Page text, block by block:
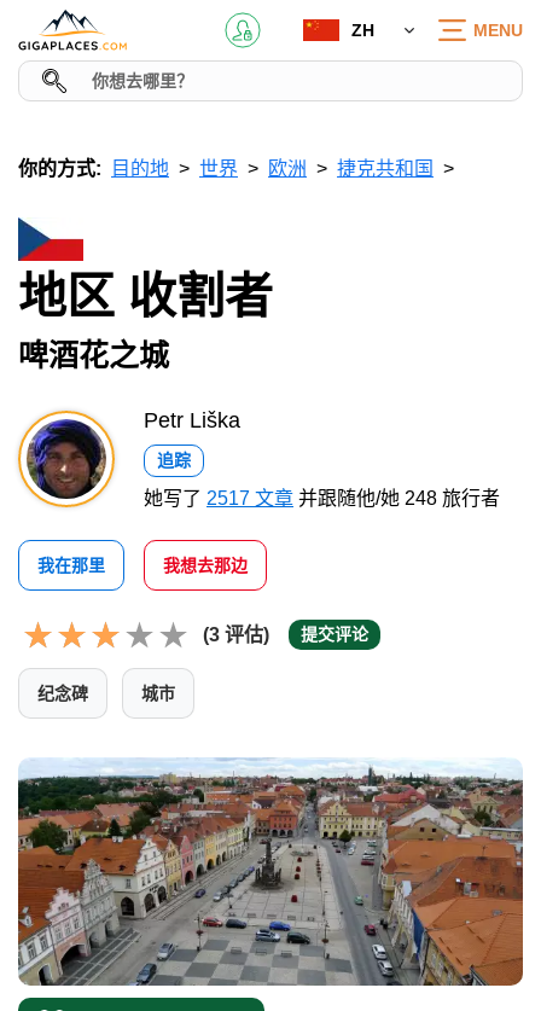
ZH MENU
你的方式: 目的地 世界 欧洲 捷克共和国
地区 收割者
啤酒花之城
Petr Liška
追踪
她写了 2517 文章 并跟随他/她 248 旅行者
我在那里 我想去那边
(3 评估) 提交评论
纪念碑 城市